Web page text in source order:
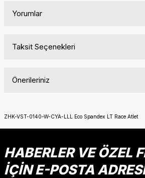
Yorumlar
Taksit Seçenekleri
Önerileriniz
konularda yetersiz gördüğünüz noktaları
Ürün resmi kalitesiz, bozuk veya
Ürün açıklamasında eksik bilgiler
ZHK-VST-0140-W-CYA-LLL Eco Spandex LT Race Atlet
HABERLER VE ÖZEL
İÇİN E-POSTA